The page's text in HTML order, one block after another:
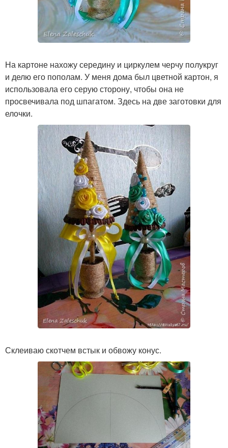
На картоне нахожу середину и циркулем черчу полукруг
и делю его пополам. У меня дома был цветной картон, я
использовала его серую сторону, чтобы она не
просвечивала под шпагатом. Здесь на две заготовки для
елочки.
Склеиваю скотчем встык и обвожу конус.